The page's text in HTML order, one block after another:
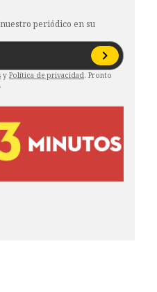
periódico en su
y Política de privacidad. Pronto